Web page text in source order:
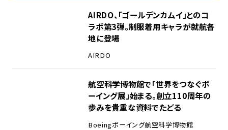
AIRDO、「ゴールデンカムイ」とのコ
ラボ第3弾。制服着用キャラが就航各
地に登場
AIRDO
航空科学博物館で「世界をつなぐボ
ーイング展」始まる。創立110周年の
歩みを貴重な資料でたどる
Boeingボーイング航空科学博物館